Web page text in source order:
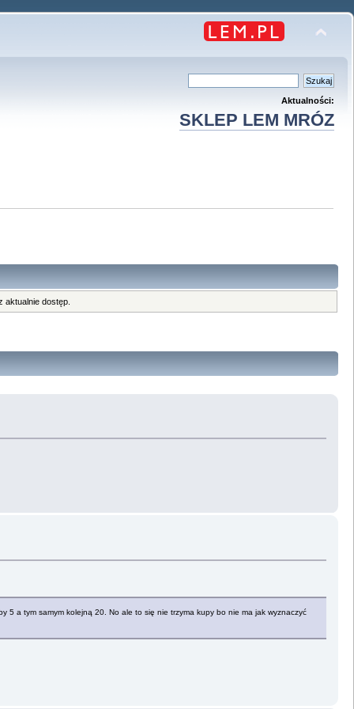
Aktualności:
SKLEP LEM MRÓZ
aktualnie dostęp.
5 a tym samym kolejną 20. No ale to się nie trzyma kupy bo nie ma jak wyznaczyć